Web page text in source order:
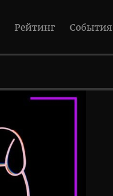
Рейтинг События